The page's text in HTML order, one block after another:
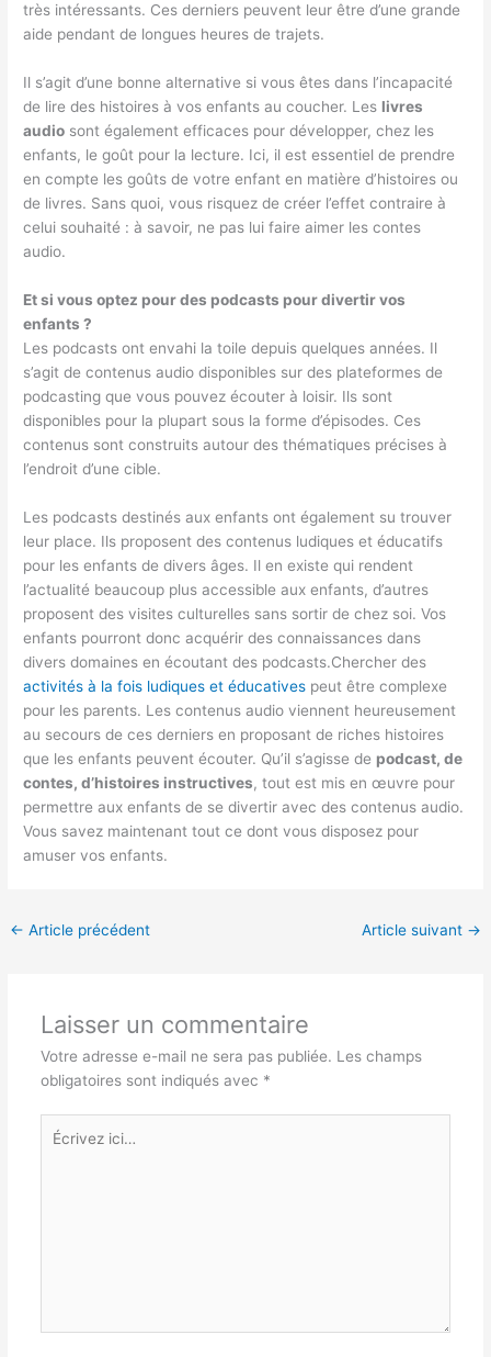
très intéressants. Ces derniers peuvent leur être d’une grande
aide pendant de longues heures de trajets.
Il s’agit d’une bonne alternative si vous êtes dans l’incapacité
de lire des histoires à vos enfants au coucher. Les livres
audio sont également efficaces pour développer, chez les
enfants, le goût pour la lecture. Ici, il est essentiel de prendre
en compte les goûts de votre enfant en matière d’histoires ou
de livres. Sans quoi, vous risquez de créer l’effet contraire à
celui souhaité : à savoir, ne pas lui faire aimer les contes
audio.
Et si vous optez pour des podcasts pour divertir vos
enfants ?
Les podcasts ont envahi la toile depuis quelques années. Il
s’agit de contenus audio disponibles sur des plateformes de
podcasting que vous pouvez écouter à loisir. Ils sont
disponibles pour la plupart sous la forme d’épisodes. Ces
contenus sont construits autour des thématiques précises à
l’endroit d’une cible.
Les podcasts destinés aux enfants ont également su trouver
leur place. Ils proposent des contenus ludiques et éducatifs
pour les enfants de divers âges. Il en existe qui rendent
l’actualité beaucoup plus accessible aux enfants, d’autres
proposent des visites culturelles sans sortir de chez soi. Vos
enfants pourront donc acquérir des connaissances dans
divers domaines en écoutant des podcasts.Chercher des
activités à la fois ludiques et éducatives peut être complexe
pour les parents. Les contenus audio viennent heureusement
au secours de ces derniers en proposant de riches histoires
que les enfants peuvent écouter. Qu’il s’agisse de podcast, de
contes, d’histoires instructives, tout est mis en œuvre pour
permettre aux enfants de se divertir avec des contenus audio.
Vous savez maintenant tout ce dont vous disposez pour
amuser vos enfants.
← Article précédent Article suivant →
Laisser un commentaire
Votre adresse e-mail ne sera pas publiée. Les champs
obligatoires sont indiqués avec *
Écrivez
ici…